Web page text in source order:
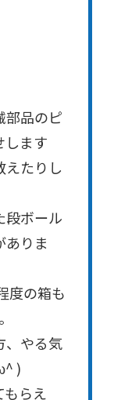
部品のピ
します
えたりし
段ボール
ありま
度の箱も
、やる気
)
もらえ